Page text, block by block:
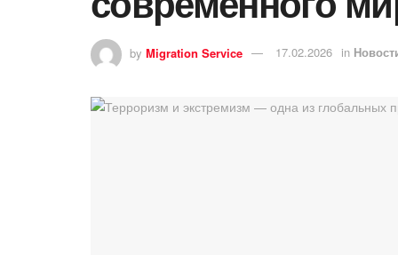
by Migration Service 17.02.2026 in